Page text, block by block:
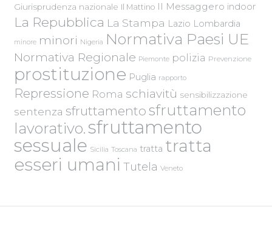
Giurisprudenza nazionale Il Mattino Il Messaggero indoor
La Repubblica La Stampa Lazio Lombardia
minore minori Nigeria Normativa Paesi UE
Normativa Regionale Piemonte polizia Prevenzione
prostituzione Puglia rapporto
Repressione Roma schiavitù sensibilizzazione
sentenza sfruttamento sfruttamento
lavorativo.sfruttamento
sessuale Sicilia Toscana tratta tratta
esseri umani Tutela Veneto